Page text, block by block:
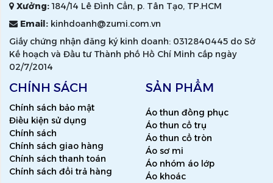
Xưởng:184/14 Lê Đình Cẩn, p. Tân Tạo, TP.HCM
Email: kinhdoanh@zumi.com.vn
Giấy chứng nhận đăng ký kinh doanh: 0312840445 do Sở
Kế hoạch và Đầu tư Thành phố Hồ Chí Minh cấp ngày
02/7/2014
CHÍNH SÁCH
Chính sách bảo mật
Điều kiện sử dụng
Chính sách
Chính sách giao hàng
Chính sách thanh toán
Chính sách đổi trả hàng
SẢN PHẨM
Áo thun đồng phục
Áo thun cổ trụ
Áo thun cổ tròn
Áo sơ mi
Áo nhóm áo lớp
Áo khoác